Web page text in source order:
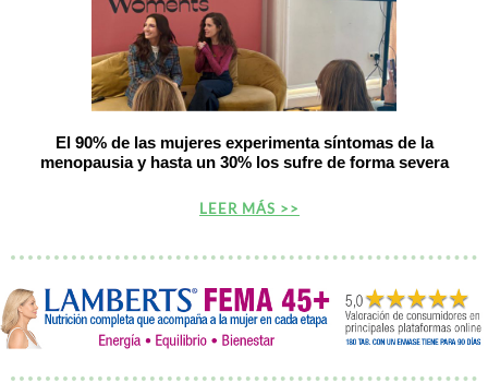
El 90% de las mujeres experimenta síntomas de la
menopausia y hasta un 30% los sufre de forma severa
LEER MÁS >>